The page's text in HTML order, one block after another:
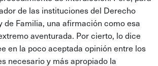
de las instituciones del Derecho
de Familia, una afirmación como esa
aventurada. Por cierto, lo dice
en la poco aceptada opinión entre los
necesario y más apropiado la